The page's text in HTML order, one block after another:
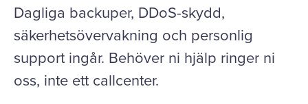
Dagliga backuper, DDoS-skydd,
säkerhetsövervakning och personlig
support ingår. Behöver ni hjälp ringer ni
oss, inte ett callcenter.